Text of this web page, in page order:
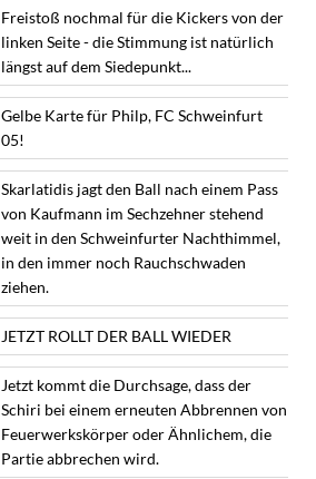
Freistoß nochmal für die Kickers von der
linken Seite - die Stimmung ist natürlich
längst auf dem Siedepunkt...
Gelbe Karte für Philp, FC Schweinfurt
05!
Skarlatidis jagt den Ball nach einem Pass
von Kaufmann im Sechzehner stehend
weit in den Schweinfurter Nachthimmel,
in den immer noch Rauchschwaden
ziehen.
JETZT ROLLT DER BALL WIEDER
Jetzt kommt die Durchsage, dass der
Schiri bei einem erneuten Abbrennen von
Feuerwerkskörper oder Ähnlichem, die
Partie abbrechen wird.